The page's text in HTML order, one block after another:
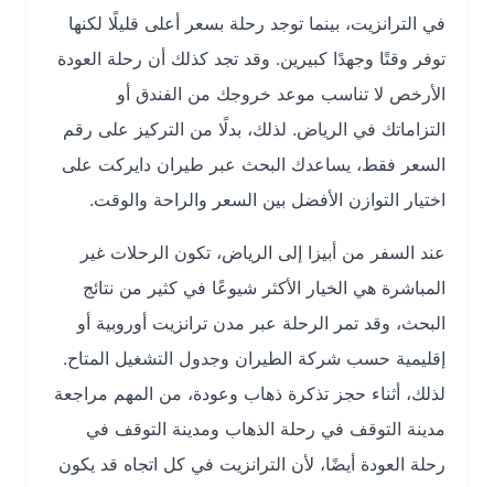
في الترانزيت، بينما توجد رحلة بسعر أعلى قليلًا لكنها
توفر وقتًا وجهدًا كبيرين. وقد تجد كذلك أن رحلة العودة
الأرخص لا تناسب موعد خروجك من الفندق أو
التزاماتك في الرياض. لذلك، بدلًا من التركيز على رقم
السعر فقط، يساعدك البحث عبر طيران دايركت على
اختيار التوازن الأفضل بين السعر والراحة والوقت.
عند السفر من أبيزا إلى الرياض، تكون الرحلات غير
المباشرة هي الخيار الأكثر شيوعًا في كثير من نتائج
البحث، وقد تمر الرحلة عبر مدن ترانزيت أوروبية أو
إقليمية حسب شركة الطيران وجدول التشغيل المتاح.
لذلك، أثناء حجز تذكرة ذهاب وعودة، من المهم مراجعة
مدينة التوقف في رحلة الذهاب ومدينة التوقف في
رحلة العودة أيضًا، لأن الترانزيت في كل اتجاه قد يكون